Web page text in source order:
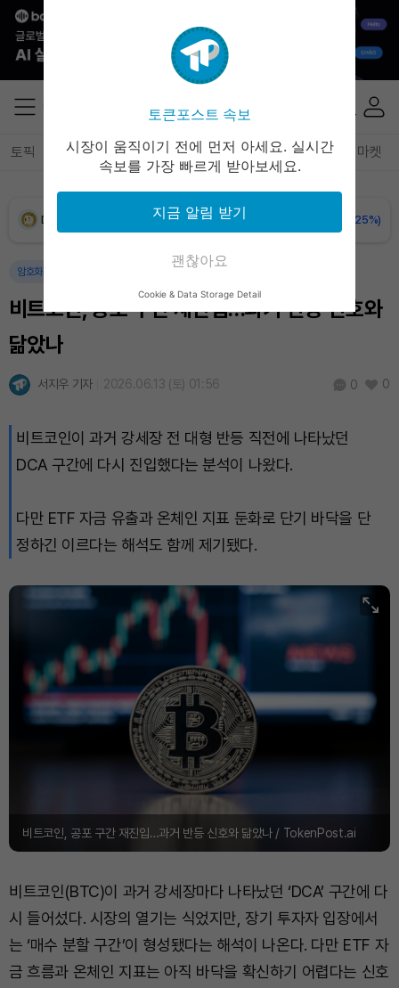
토픽 전체기사 암호화폐 블록체인 테크 경제 마켓
XRP (XRP)
Hyperliquid (HYPE) ₩76,856
Dogecoin (DOGE) (-0.25%)
Bitcoin (BTC)
암호화폐
비트코인, 공포 구간 재진입…과거 반등 신호와
닮았나
서지우 기자 2026.06.13 (토) 01:56 0 0
비트코인이 과거 강세장 전 대형 반등 직전에 나타났던
DCA 구간에 다시 진입했다는 분석이 나왔다.
다만 ETF 자금 유출과 온체인 지표 둔화로 단기 바닥을 단
정하긴 이르다는 해석도 함께 제기됐다.
비트코인, 공포 구간 재진입…과거 반등 신호와 닮았나 / TokenPost.ai
비트코인(BTC)이 과거 강세장마다 나타났던 ‘DCA’ 구간에 다
시 들어섰다. 시장의 열기는 식었지만, 장기 투자자 입장에서
는 ‘매수 분할 구간’이 형성됐다는 해석이 나온다. 다만 ETF 자
금 흐름과 온체인 지표는 아직 바닥을 확신하기 어렵다는 신호
토큰포스트 속보
시장이 움직이기 전에 먼저 아세요. 실시간
속보를 가장 빠르게 받아보세요.
지금 알림 받기
괜찮아요
Cookie & Data Storage Detail